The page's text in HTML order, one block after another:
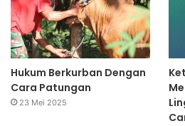
Hukum Berkurban Dengan
Cara Patungan
23 Mei 2025